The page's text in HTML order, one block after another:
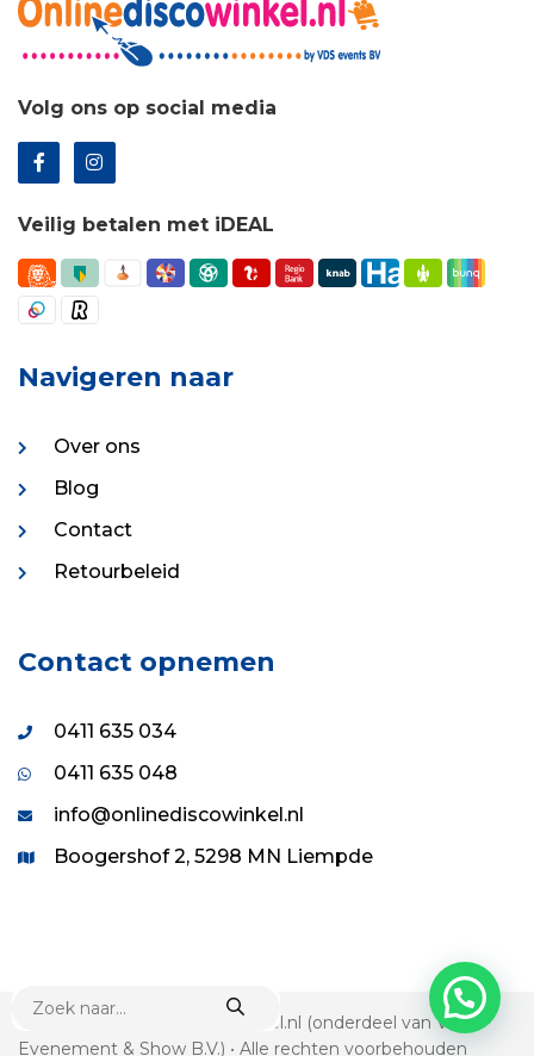
ZOEKEN
Volg ons op social media
Veilig betalen met iDEAL
Navigeren naar
Over ons
Blog
Contact
Retourbeleid
Contact opnemen
0411 635 034
0411 635 048
info@onlinediscowinkel.nl
Boogershof 2, 5298 MN Liempde
© 1995 - 2026 Onlinediscowinkel.nl (onderdeel van VDS
Evenement & Show B.V.) • Alle rechten voorbehouden